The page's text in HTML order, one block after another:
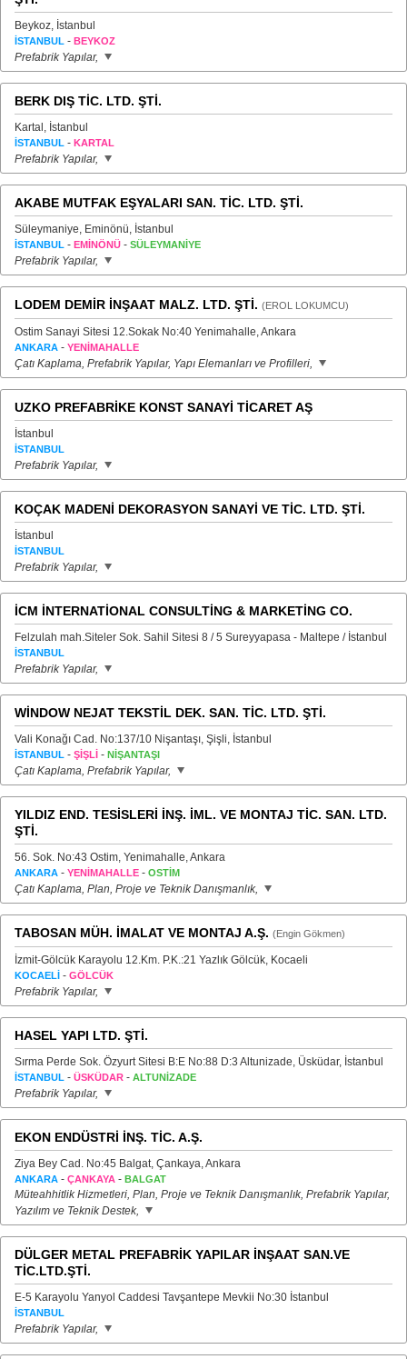
Beykoz, İstanbul
İSTANBUL - BEYKOZ
Prefabrik Yapılar,
BERK DIŞ TİC. LTD. ŞTİ.
Kartal, İstanbul
İSTANBUL - KARTAL
Prefabrik Yapılar,
AKABE MUTFAK EŞYALARI SAN. TİC. LTD. ŞTİ.
Süleymaniye, Eminönü, İstanbul
İSTANBUL - EMİNÖNÜ - SÜLEYMANİYE
Prefabrik Yapılar,
LODEM DEMİR İNŞAAT MALZ. LTD. ŞTİ. (EROL LOKUMCU)
Ostim Sanayi Sitesi 12.Sokak No:40 Yenimahalle, Ankara
ANKARA - YENİMAHALLE
Çatı Kaplama, Prefabrik Yapılar, Yapı Elemanları ve Profilleri,
UZKO PREFABRİKE KONST SANAYİ TİCARET AŞ
İstanbul
İSTANBUL
Prefabrik Yapılar,
KOÇAK MADENİ DEKORASYON SANAYİ VE TİC. LTD. ŞTİ.
İstanbul
İSTANBUL
Prefabrik Yapılar,
İCM İNTERNATİONAL CONSULTİNG & MARKETİNG CO.
Felzulah mah.Siteler Sok. Sahil Sitesi 8 / 5 Sureyyapasa - Maltepe / İstanbul
İSTANBUL
Prefabrik Yapılar,
WİNDOW NEJAT TEKSTİL DEK. SAN. TİC. LTD. ŞTİ.
Vali Konağı Cad. No:137/10 Nişantaşı, Şişli, İstanbul
İSTANBUL - ŞİŞLİ - NİŞANTAŞI
Çatı Kaplama, Prefabrik Yapılar,
YILDIZ END. TESİSLERİ İNŞ. İML. VE MONTAJ TİC. SAN. LTD.
ŞTİ.
56. Sok. No:43 Ostim, Yenimahalle, Ankara
ANKARA - YENİMAHALLE - OSTİM
Çatı Kaplama, Plan, Proje ve Teknik Danışmanlık,
TABOSAN MÜH. İMALAT VE MONTAJ A.Ş. (Engin Gökmen)
İzmit-Gölcük Karayolu 12.Km. P.K.:21 Yazlık Gölcük, Kocaeli
KOCAELİ - GÖLCÜK
Prefabrik Yapılar,
HASEL YAPI LTD. ŞTİ.
Sırma Perde Sok. Özyurt Sitesi B:E No:88 D:3 Altunizade, Üsküdar, İstanbul
İSTANBUL - ÜSKÜDAR - ALTUNİZADE
Prefabrik Yapılar,
EKON ENDÜSTRİ İNŞ. TİC. A.Ş.
Ziya Bey Cad. No:45 Balgat, Çankaya, Ankara
ANKARA - ÇANKAYA - BALGAT
Müteahhitlik Hizmetleri, Plan, Proje ve Teknik Danışmanlık, Prefabrik Yapılar,
Yazılım ve Teknik Destek,
DÜLGER METAL PREFABRİK YAPILAR İNŞAAT SAN.VE
TİC.LTD.ŞTİ.
E-5 Karayolu Yanyol Caddesi Tavşantepe Mevkii No:30 İstanbul
İSTANBUL
Prefabrik Yapılar,